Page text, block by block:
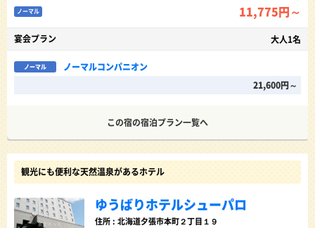
ノーマル 11,775円～
宴会プラン 大人1名
ノーマル
ノーマルコンパニオン
21,600円～
この宿の宿泊プラン一覧へ
観光にも便利な天然温泉があるホテル
ゆうばりホテルシューパロ
住所 : 北海道夕張市本町２丁目１９